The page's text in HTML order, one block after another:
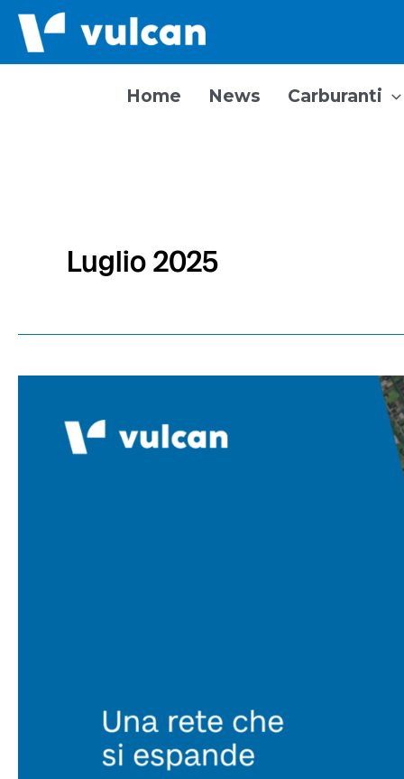
Vai
Home News Carburanti
Luglio 2025